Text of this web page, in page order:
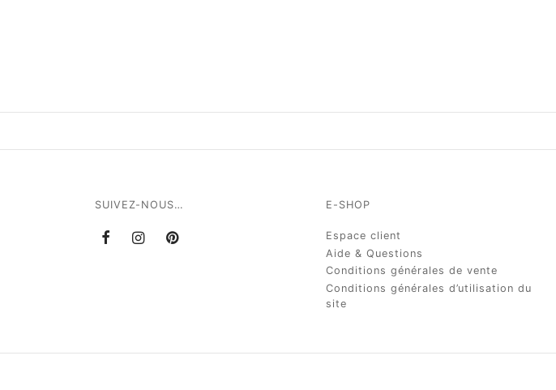
SUIVEZ-NOUS… E-SHOP
Espace client
Aide & Questions
Conditions générales de vente
Conditions générales d’utilisation du
site